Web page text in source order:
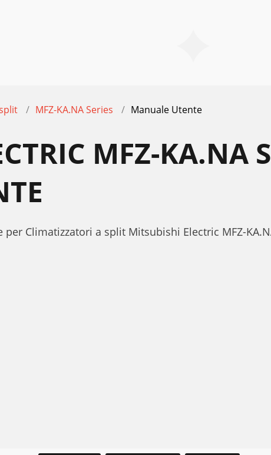
MFZ-KA.NA Series Manuale Utente
MFZ-KA.NA
Climatizzatori a split Mitsubishi Electric MFZ-